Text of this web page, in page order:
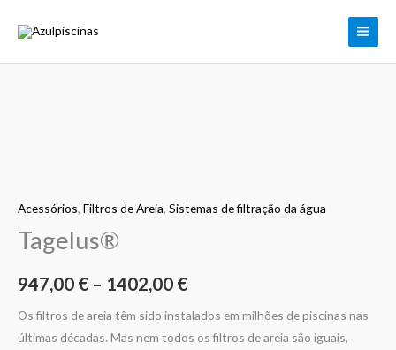
Acessórios, Filtros de Areia, Sistemas de filtração da água
Tagelus®
947,00 € – 1402,00 €
Os filtros de areia têm sido instalados em milhões de piscinas nas
últimas décadas. Mas nem todos os filtros de areia são iguais,